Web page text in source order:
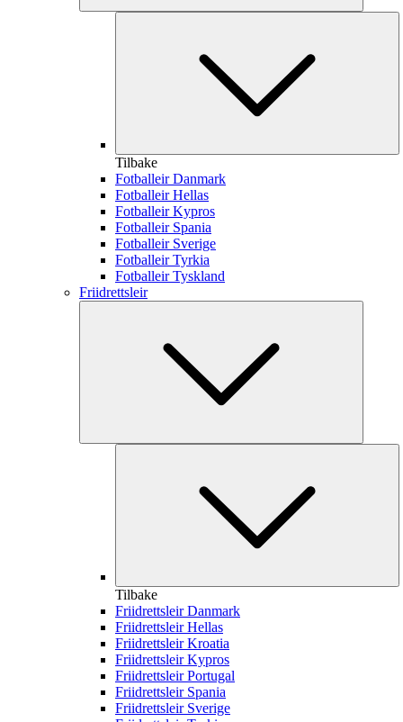
Tilbake
Fotballeir Danmark
Fotballeir Hellas
Fotballeir Kypros
Fotballeir Spania
Fotballeir Sverige
Fotballeir Tyrkia
Fotballeir Tyskland
Friidrettsleir
Tilbake
Friidrettsleir Danmark
Friidrettsleir Hellas
Friidrettsleir Kroatia
Friidrettsleir Kypros
Friidrettsleir Portugal
Friidrettsleir Spania
Friidrettsleir Sverige